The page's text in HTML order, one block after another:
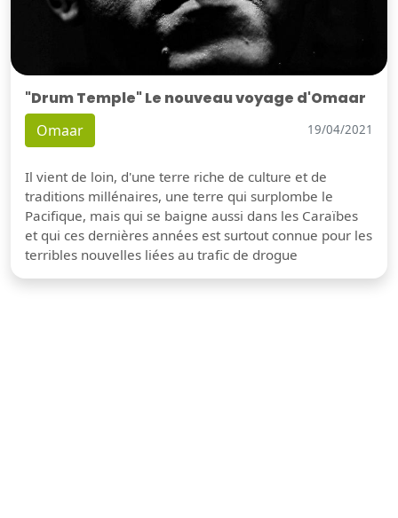
"Drum Temple" Le nouveau voyage d'Omaar
Omaar 19/04/2021
Il vient de loin, d'une terre riche de culture et de
traditions millénaires, une terre qui surplombe le
Pacifique, mais qui se baigne aussi dans les Caraïbes
et qui ces dernières années est surtout connue pour les
terribles nouvelles liées au trafic de drogue